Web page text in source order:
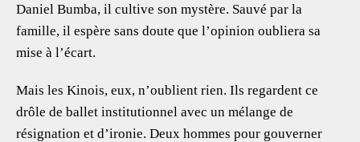
Daniel Bumba, il cultive son mystère. Sauvé par la
famille, il espère sans doute que l’opinion oubliera sa
mise à l’écart.
Mais les Kinois, eux, n’oublient rien. Ils regardent ce
drôle de ballet institutionnel avec un mélange de
résignation et d’ironie. Deux hommes pour gouverner